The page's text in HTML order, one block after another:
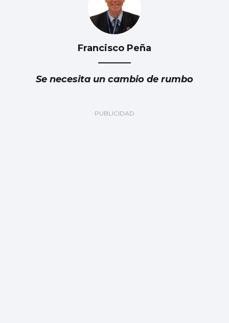
Francisco Peña
Se necesita un cambio de rumbo